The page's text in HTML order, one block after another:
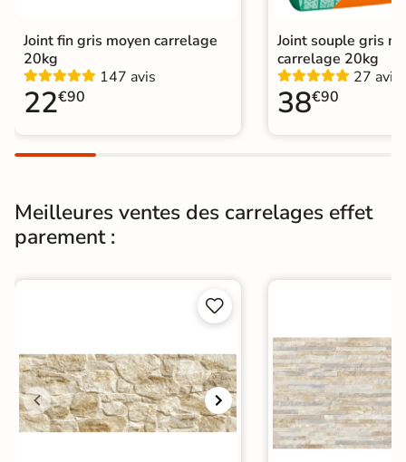
Catégories
Pierre de parement extérieur|
Carrelage 30x60 cm|
Pierre de parement intérieur
Joint fin gris moyen carrelage
20kg
147 avis
22€90
Joint souple gris
carrelage 20kg
27 avis
38€90
Meilleures ventes des carrelages effet
parement :

